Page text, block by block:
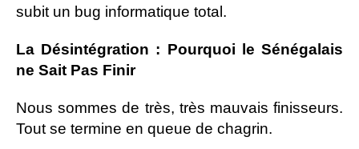
subit un bug informatique total.
La Désintégration : Pourquoi le Sénégalais
ne Sait Pas Finir
Nous sommes de très, très mauvais finisseurs.
Tout se termine en queue de chagrin.